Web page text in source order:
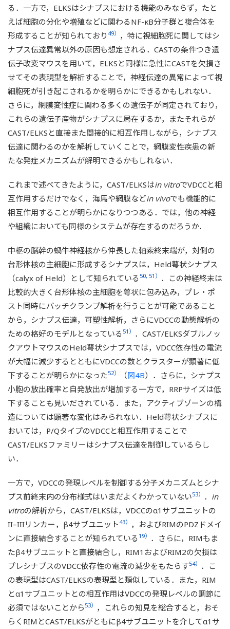
る．一方で，ELKSはシナプスにおける機能のみならず，たと
えば細胞の分化や増殖などに関わるNF-κB分子群と複合体を
形成することが知られており 49） ，特に視細胞死に関してはシ
ナプス伝達異常以外の原因も想定される．CASTの条件つき遺
伝子改変マウスを用いて，ELKSと同様に急性にCASTを欠損さ
せてその表現型を解析することで，神経伝達の異常によって視
細胞死が引き起こされるかを明らかにできるかもしれない．
さらに，網膜変性症に関わる多くの遺伝子が同定されており，
これらの遺伝子産物がシナプスに局在するか，またそれらが
CAST/ELKSと直接また間接的に相互作用しながら，シナプス
伝達に関わるのかを解析していくことで，網膜変性疾患の新
たな発症メカニズムが解明できるかもしれない．
これまで述べてきたように，CAST/ELKSはin vitroでVDCCと相
互作用するだけでなく，海馬や網膜などin vivoでも機能的に
相互作用することが明らかになりつつある．では，他の神経
や組織においても同様のシステムが存在するのだろうか．
中枢の脳幹の蝸牛神経核から伸長した軸索終末端が，対側の
台形体核の主細胞に形成するシナプスは，Held萼状シナプス
（calyx of Held）として知られている 50, 51） ．この神経終末は
比較的大きく台形体核の主細胞を萼状に包み込み，プレ・ポ
スト同時にパッチクランプ解析を行うことが可能であること
から，シナプス伝達，可塑性解析，さらにVDCCの動態解析の
ための格好のモデルとなっている 51） ．CAST/ELKSダブルノッ
クアウトマウスのHeld萼状シナプスでは，VDCC依存性の電流
が大幅に減少するとともにVDCCの数とクラスターが顕著に低
下することが明らかになった52） （図4B）．さらに，シナプス
小胞の放出確率と自発放出が増加する一方で，RRPサイズは低
下することも見いだされている．また，アクティブゾーンの構
造については顕著な変化はみられない．Held萼状シナプスに
おいては，P/QタイプのVDCCと相互作用することで
CAST/ELKSファミリーはシナプス伝達を制御しているらし
い．
一方で，VDCCの発現レベルを制御する分子メカニズムとシナ
プス前終末内の分布様式はいまだよくわかっていない53） ． in
vitroの解析から，CAST/ELKSは，VDCCのα1サブユニットの
II–IIIリンカー，β4サブユニット43） ，およびRIMのPDZドメイ
ンに直接結合することが知られている 19） ．さらに，RIMもま
たβ4サブユニットと直接結合し，RIM1およびRIM2の欠損は
プレシナプスのVDCC依存性の電流の減少をもたらす54） ．こ
の表現型はCAST/ELKSの表現型と類似している．また，RIM
とα1サブユニットとの相互作用はVDCCの発現レベルの調節に
必須ではないことから 53） ，これらの知見を総合すると，おそ
らくRIMとCAST/ELKSがともにβ4サブユニットを介してα1サ